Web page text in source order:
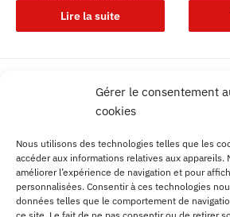
Gérer le consentement
cookies
Nous utilisons des technologies telles que les
accéder aux informations relatives aux appareils.
améliorer l’expérience de navigation et pour
personnalisées. Consentir à ces technologies
données telles que le comportement de
Lire la suite
Livraison gratuite
France, Europe, DOM TOM
Service client Français
Contactez-nous facilement
Livraison mondiale
Aucune frontière